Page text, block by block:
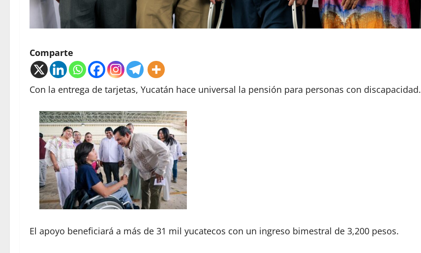
Comparte
Con la entrega de tarjetas, Yucatán hace universal la pensión para personas con discapacidad.
El apoyo beneficiará a más de 31 mil yucatecos con un ingreso bimestral de 3,200 pesos.